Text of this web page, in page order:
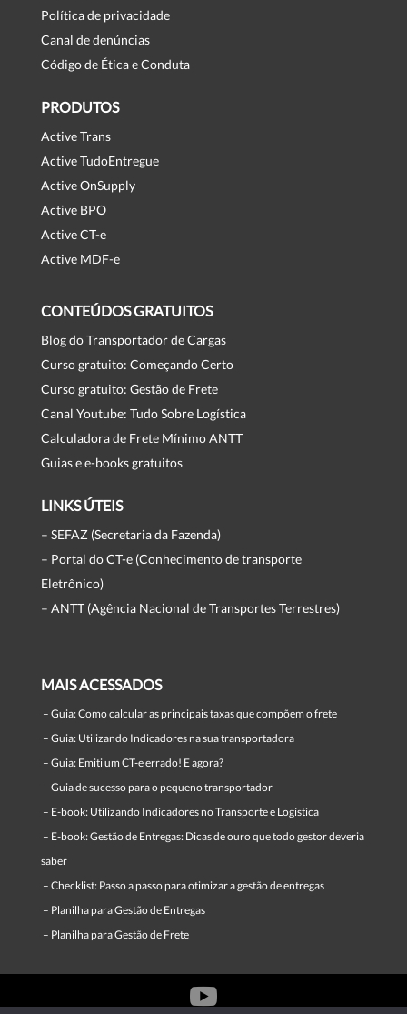
Política de privacidade
Canal de denúncias
Código de Ética e Conduta
PRODUTOS
Active Trans
Active TudoEntregue
Active OnSupply
Active BPO
Active CT-e
Active MDF-e
CONTEÚDOS GRATUITOS
Blog do Transportador de Cargas
Curso gratuito: Começando Certo
Curso gratuito: Gestão de Frete
Canal Youtube: Tudo Sobre Logística
Calculadora de Frete Mínimo ANTT
Guias e e-books gratuitos
LINKS ÚTEIS
– SEFAZ (Secretaria da Fazenda)
– Portal do CT-e (Conhecimento de transporte
Eletrônico)
– ANTT (Agência Nacional de Transportes Terrestres)
MAIS ACESSADOS
– Guia: Como calcular as principais taxas que compõem o frete
– Guia: Utilizando Indicadores na sua transportadora
– Guia: Emiti um CT-e errado! E agora?
– Guia de sucesso para o pequeno transportador
– E-book: Utilizando Indicadores no Transporte e Logística
– E-book: Gestão de Entregas: Dicas de ouro que todo gestor deveria
saber
– Checklist: Passo a passo para otimizar a gestão de entregas
– Planilha para Gestão de Entregas
– Planilha para Gestão de Frete
